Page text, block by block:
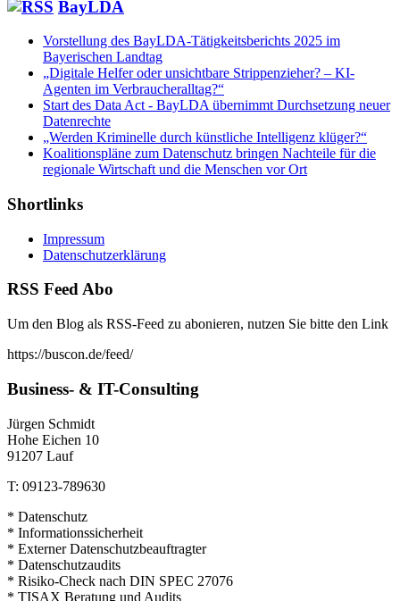
BayLDA
Vorstellung des BayLDA-Tätigkeitsberichts 2025 im
Bayerischen Landtag
„Digitale Helfer oder unsichtbare Strippenzieher? – KI-
Agenten im Verbraucheralltag?“
Start des Data Act - BayLDA übernimmt Durchsetzung neuer
Datenrechte
„Werden Kriminelle durch künstliche Intelligenz klüger?“
Koalitionspläne zum Datenschutz bringen Nachteile für die
regionale Wirtschaft und die Menschen vor Ort
Shortlinks
Impressum
Datenschutzerklärung
RSS Feed Abo
Um den Blog als RSS-Feed zu abonieren, nutzen Sie bitte den Link
https://buscon.de/feed/
Business- & IT-Consulting
Jürgen Schmidt
Hohe Eichen 10
91207 Lauf
T: 09123-789630
* Datenschutz
* Informationssicherheit
* Externer Datenschutzbeauftragter
* Datenschutzaudits
* Risiko-Check nach DIN SPEC 27076
* TISAX Beratung und Audits